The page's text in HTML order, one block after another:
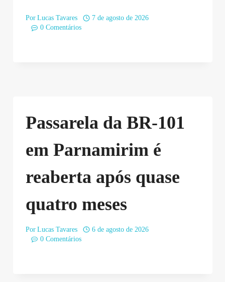
Por Lucas Tavares
7 de agosto de 2026
0 Comentários
Passarela da BR-101
em Parnamirim é
reaberta após quase
quatro meses
Por Lucas Tavares
6 de agosto de 2026
0 Comentários